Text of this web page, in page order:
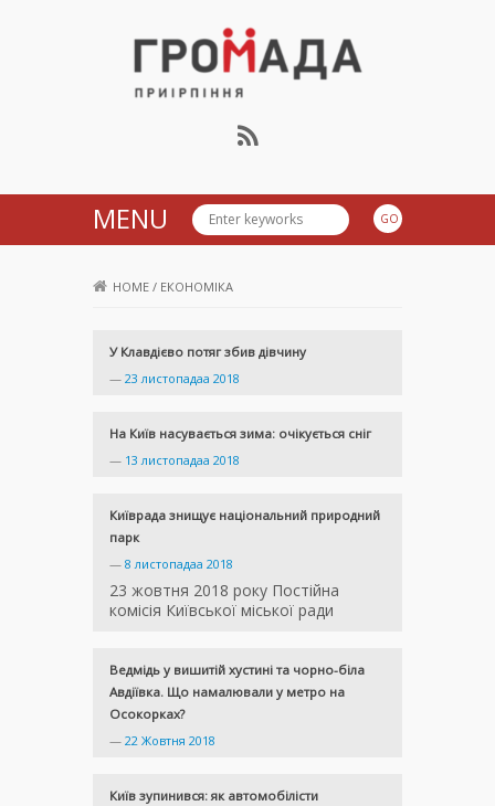
Громада Приірпіння
MENU
HOME / ЕКОНОМІКА
У Клавдієво потяг збив дівчину
— 23 листопадаа 2018
На Київ насувається зима: очікується сніг
— 13 листопадаа 2018
Київрада знищує національний природний
парк
— 8 листопадаа 2018
23 жовтня 2018 року Постійна
комісія Київської міської ради
Ведмідь у вишитій хустині та чорно-біла
Авдіївка. Що намалювали у метро на
Осокорках?
— 22 Жовтня 2018
Київ зупинився: як автомобілісти